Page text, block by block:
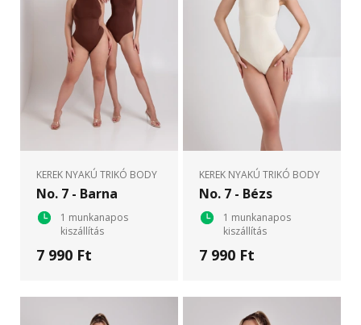
KEREK NYAKÚ TRIKÓ BODY
No. 7 - Barna
1 munkanapos
kiszállítás
7 990 Ft
KEREK NYAKÚ TRIKÓ BODY
No. 7 - Bézs
1 munkanapos
kiszállítás
7 990 Ft